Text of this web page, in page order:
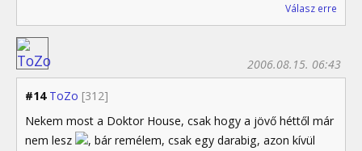
Válasz erre
#14 ToZo [312]
2006.08.15. 06:43
Nekem most a Doktor House, csak hogy a jövő héttől már
nem lesz
, bár remélem, csak egy darabig, azon kívül